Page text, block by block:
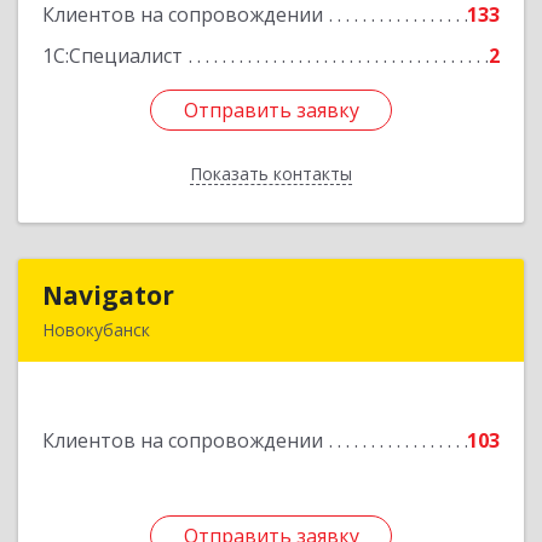
Клиентов на сопровождении
133
1С:Специалист
2
Отправить заявку
Показать контакты
Подробнее
Отправить заявку
Назад
Navigator
Новокубанск
Клиентов на сопровождении 103
Отправить заявку
Подробнее
Отправить заявку